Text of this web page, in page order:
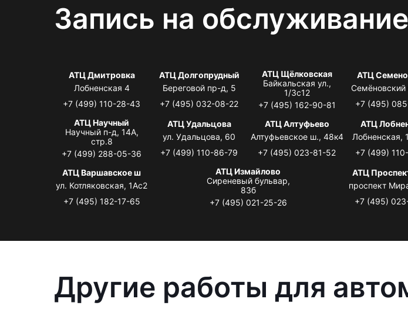
Запись на
АТЦ Дмитровка
Лобненская 4
+7 (499) 110-28-43
АТЦ Долгопрудный
Береговой пр-д, 5
+7 (495) 032-08-22
АТЦ Щёлковская
Байкальская ул.,
1/3с12
+7 (495) 162-90-81
АТЦ
Семёновский
+7 (495)
АТЦ Научный
Научный п-д, 14А,
стр.8
+7 (499) 288-05-36
АТЦ Удальцова
ул. Удальцова, 60
+7 (499) 110-86-79
АТЦ Алтуфьево
Алтуфьевское ш., 48к4
+7 (495) 023-81-52
АТЦ
Лобненская,
+7 (499)
АТЦ Варшавское ш
ул. Котляковская, 1Ас2
+7 (495) 182-17-65
АТЦ Измайлово
Сиреневый бульвар,
83б
+7 (495) 021-25-26
АТЦ
проспект
+7 (495)
Другие работы для